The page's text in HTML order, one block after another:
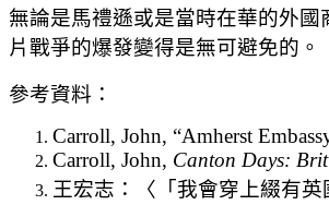
無論是馬禮遜或是當時在華的外
片戰爭的爆發變得是無可避免的。
參考資料：
Carroll, John, “Amherst
Carroll, John, Canton Days:
王宏志：〈「我會穿上綴有